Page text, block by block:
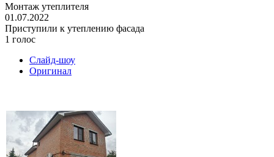
Монтаж утеплителя
01.07.2022
Приступили к утеплению фасада
1 голос
Слайд-шоу
Оригинал